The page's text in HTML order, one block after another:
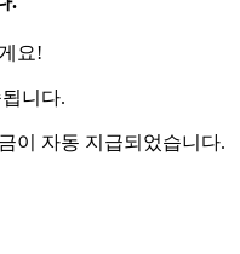
요!
니다.
이 자동 지급되었습니다.